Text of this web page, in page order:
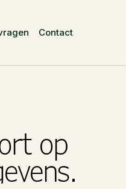
Contact
op